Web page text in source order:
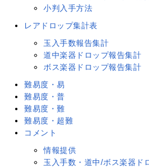
小判入手方法
レアドロップ集計表
玉入手数報告集計
道中楽器ドロップ報告集計
ボス楽器ドロップ報告集計
難易度・易
難易度・普
難易度・難
難易度・超難
コメント
情報提供
玉入手数・道中/ボス楽器ド